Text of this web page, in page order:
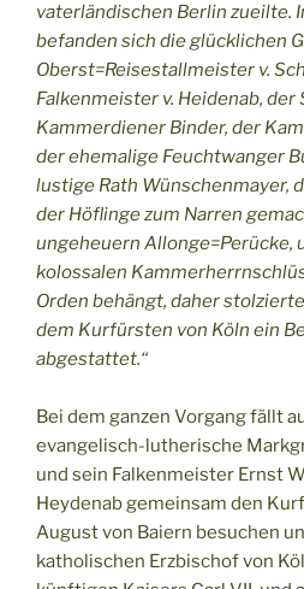
vaterländischen Berlin zueilte.
befanden sich die glücklichen
Oberst=Reisestallmeister v.
Falkenmeister v. Heidenab,
Kammerdiener Binder, der
der ehemalige Feuchtwanger
lustige Rath Wünschenmayer,
der Höflinge zum Narren
ungeheuern Allonge=Perücke,
kolossalen
Orden behängt, daher
dem Kurfürsten von Köln ein
abgestattet.“
Bei dem ganzen Vorgang fällt
evangelisch-lutherische
und sein Falkenmeister Ernst
Heydenab gemeinsam den
August von Baiern besuchen
katholischen Erzbischof von